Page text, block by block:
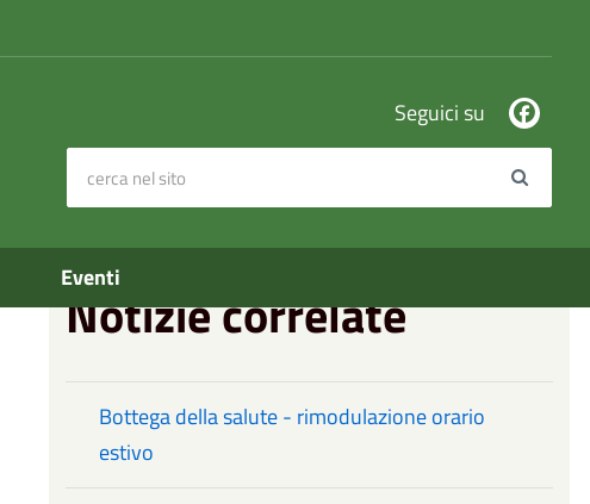
Seguici su
Eventi
Notizie correlate
Bottega della salute - rimodulazione orario
estivo